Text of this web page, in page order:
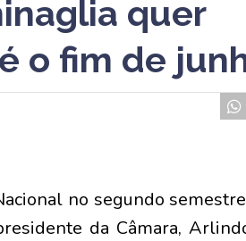
quer
o fim de
no segundo
da Câmara,